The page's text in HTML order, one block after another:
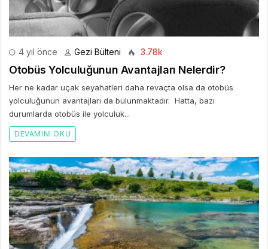
4 yıl önce Gezi Bülteni 3.78k
Otobüs Yolculuğunun Avantajları Nelerdir?
Her ne kadar uçak seyahatleri daha revaçta olsa da otobüs
yolculuğunun avantajları da bulunmaktadır. Hatta, bazı
durumlarda otobüs ile yolculuk...
DEVAMINI OKU